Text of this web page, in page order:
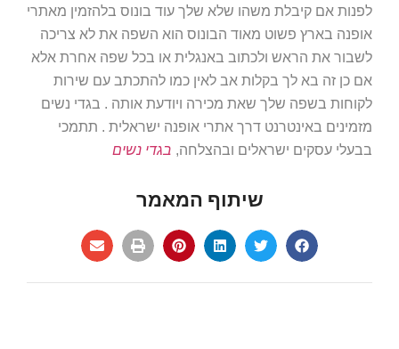
לפנות אם קיבלת משהו שלא שלך עוד בונוס בלהזמין מאתרי
אופנה בארץ פשוט מאוד הבונוס הוא השפה את לא צריכה
לשבור את הראש ולכתוב באנגלית או בכל שפה אחרת אלא
אם כן זה בא לך בקלות אב לאין כמו להתכתב עם שירות
לקוחות בשפה שלך שאת מכירה ויודעת אותה . בגדי נשים
מזמינים באינטרנט דרך אתרי אופנה ישראלית . תתמכי
בבעלי עסקים ישראלים ובהצלחה, בגדי נשים
שיתוף המאמר